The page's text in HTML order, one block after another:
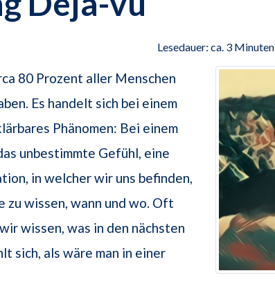
Lesedauer: ca. 3 Minuten
80 Prozent aller Menschen
Es handelt sich bei einem
Phänomen: Bei einem
unbestimmte Gefühl, eine
in welcher wir uns befinden,
zu wissen, wann und wo. Oft
wissen, was in den nächsten
sich, als wäre man in einer